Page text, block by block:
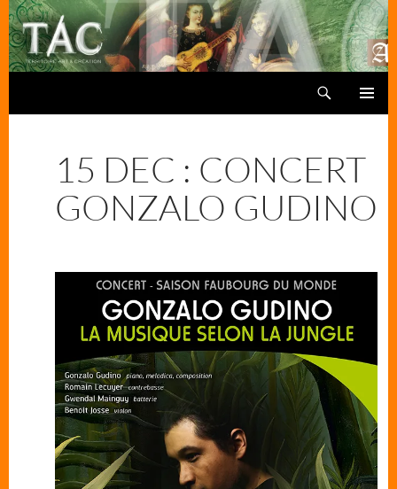
Aller
au
contenu
15 DEC : CONCERT
GONZALO GUDINO